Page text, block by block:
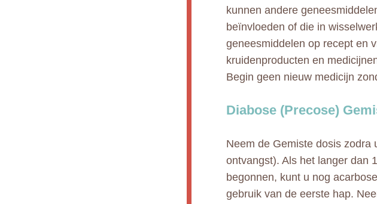
kunnen andere
beïnvloeden of die in
geneesmiddelen op recept en
kruidenproducten en
Begin geen nieuw medicijn
Diabose (Precose)
Neem de Gemiste dosis zodra
ontvangst). Als het langer dan
begonnen, kunt u nog
gebruik van de eerste hap.